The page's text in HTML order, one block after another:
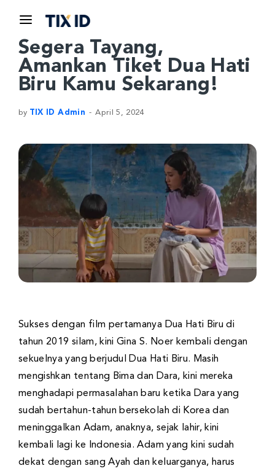
Segera Tayang,
Amankan Tiket Dua Hati
Biru Kamu Sekarang!
by TIX ID Admin April 5, 2024
Sukses dengan film pertamanya Dua Hati Biru di
tahun 2019 silam, kini Gina S. Noer kembali dengan
sekuelnya yang berjudul Dua Hati Biru. Masih
mengishkan tentang Bima dan Dara, kini mereka
menghadapi permasalahan baru ketika Dara yang
sudah bertahun-tahun bersekolah di Korea dan
meninggalkan Adam, anaknya, sejak lahir, kini
kembali lagi ke Indonesia. Adam yang kini sudah
dekat dengan sang Ayah dan keluarganya, harus